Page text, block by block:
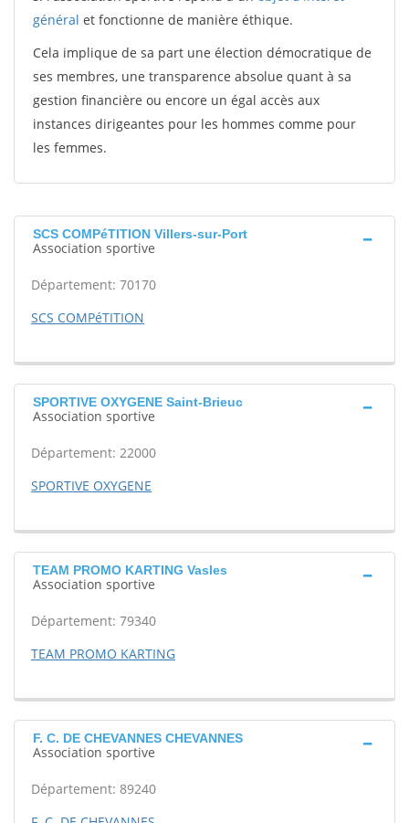
général et fonctionne de manière éthique.
Cela implique de sa part une élection démocratique de
ses membres, une transparence absolue quant à sa
gestion financière ou encore un égal accès aux
instances dirigeantes pour les hommes comme pour
les femmes.
SCS COMPéTITION Villers-sur-Port
Association sportive
Département: 70170
SCS COMPéTITION
SPORTIVE OXYGENE Saint-Brieuc
Association sportive
Département: 22000
SPORTIVE OXYGENE
TEAM PROMO KARTING Vasles
Association sportive
Département: 79340
TEAM PROMO KARTING
F. C. DE CHEVANNES CHEVANNES
Association sportive
Département: 89240